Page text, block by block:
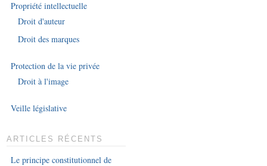
Propriété intellectuelle
Droit d'auteur
Droit des marques
Protection de la vie privée
Droit à l'image
Veille législative
ARTICLES RÉCENTS
Le principe constitutionnel de